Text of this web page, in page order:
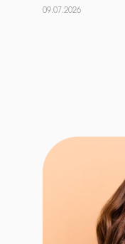
09.07.2026